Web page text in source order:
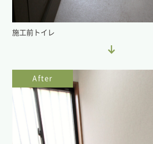
施工前トイレ
After